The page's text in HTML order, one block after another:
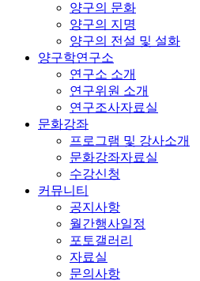
양구의 문화
양구의 지명
양구의 전설 및 설화
양구학연구소
연구소 소개
연구위원 소개
연구조사자료실
문화강좌
프로그램 및 강사소개
문화강좌자료실
수강신청
커뮤니티
공지사항
월간행사일정
포토갤러리
자료실
문의사항